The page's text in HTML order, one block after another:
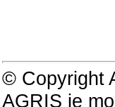
© Copyright
AGRIS je